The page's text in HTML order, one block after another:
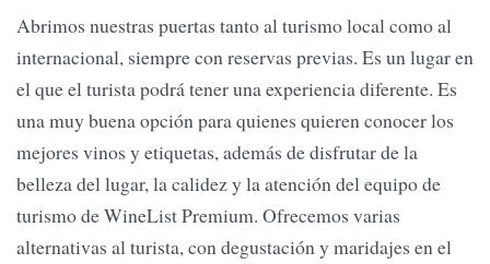
Abrimos nuestras puertas tanto al turismo local como al
internacional, siempre con reservas previas. Es un lugar en
el que el turista podrá tener una experiencia diferente. Es
una muy buena opción para quienes quieren conocer los
mejores vinos y etiquetas, además de disfrutar de la
belleza del lugar, la calidez y la atención del equipo de
turismo de WineList Premium. Ofrecemos varias
alternativas al turista, con degustación y maridajes en el